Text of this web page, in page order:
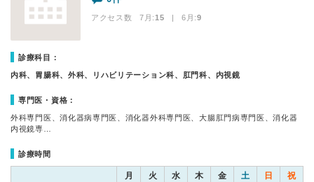
アクセス数 7月:15 | 6月:9
診療科目：
内科、胃腸科、外科、リハビリテーション科、肛門科、内視鏡
専門医・資格：
外科専門医、消化器病専門医、消化器外科専門医、大腸肛門病専門医、消化器
内視鏡専…
診療時間
月 火 水 木 金 土 日 祝